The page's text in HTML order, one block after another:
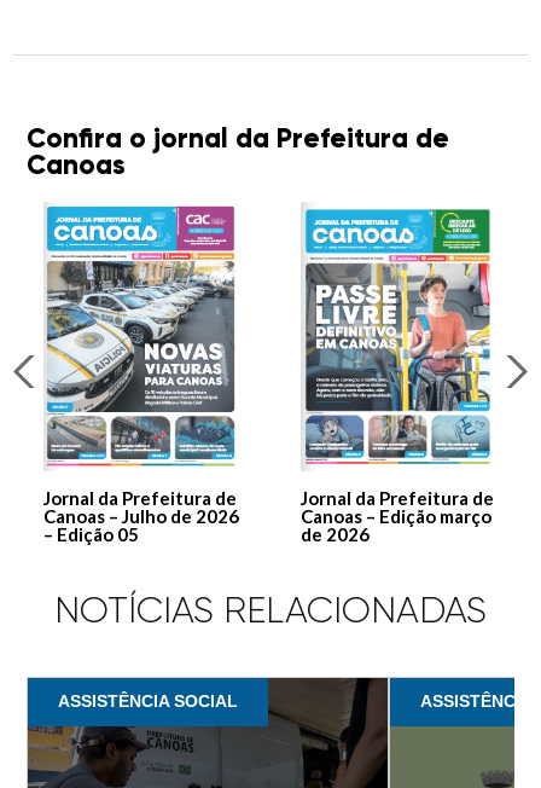
Confira o jornal da Prefeitura de
Canoas
Jornal da Prefeitura de
Canoas – Julho de 2026
– Edição 05
Jornal da Prefeitura de
Canoas – Edição março
de 2026
NOTÍCIAS RELACIONADAS
ASSISTÊNCIA SOCIAL ASSISTÊNCIA